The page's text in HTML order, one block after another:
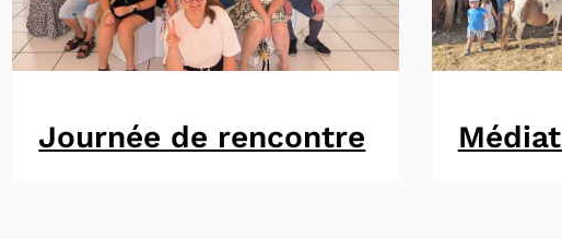
Journée de rencontre